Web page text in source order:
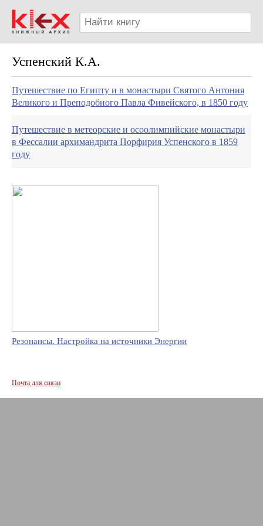
Успенский К.А.
Путешествие по Египту и в монастыри Святого Антония
Великого и Преподобного Павла Фивейского, в 1850 году
Путешествие в метеорские и осоолимпийские монастыри
в Фессалии архимандрита Порфирия Успенского в 1859
году
Резонансы. Настройка на источники Энергии
Почта для связи